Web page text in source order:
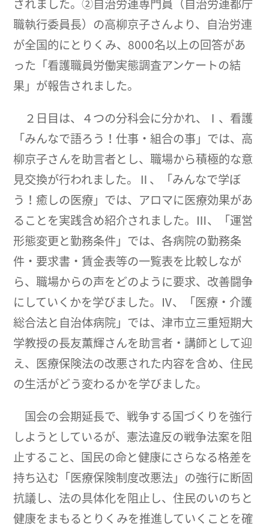
されました。②自治労連専門員（自治労連都庁
職執行委員長）の高柳京子さんより、自治労連
が全国的にとりくみ、8000名以上の回答があ
った「看護職員労働実態調査アンケートの結
果」が報告されました。
２日目は、４つの分科会に分かれ、Ⅰ、看護
「みんなで語ろう！仕事・組合の事」では、高
柳京子さんを助言者とし、職場から積極的な意
見交換が行われました。Ⅱ、「みんなで学ぼ
う！癒しの医療」では、アロマに医療効果があ
ることを実践含め紹介されました。Ⅲ、「運営
形態変更と勤務条件」では、各病院の勤務条
件・要求書・賃金表等の一覧表を比較しなが
ら、職場からの声をどのように要求、改善闘争
にしていくかを学びました。Ⅳ、「医療・介護
総合法と自治体病院」では、津市立三重短期大
学教授の長友薫輝さんを助言者・講師として迎
え、医療保険法の改悪された内容を含め、住民
の生活がどう変わるかを学びました。
国会の会期延長で、戦争する国づくりを強行
しようとしているが、憲法違反の戦争法案を阻
止すること、国民の命と健康にさらなる格差を
持ち込む「医療保険制度改悪法」の強行に断固
抗議し、法の具体化を阻止し、住民のいのちと
健康をまもるとりくみを推進していくことを確